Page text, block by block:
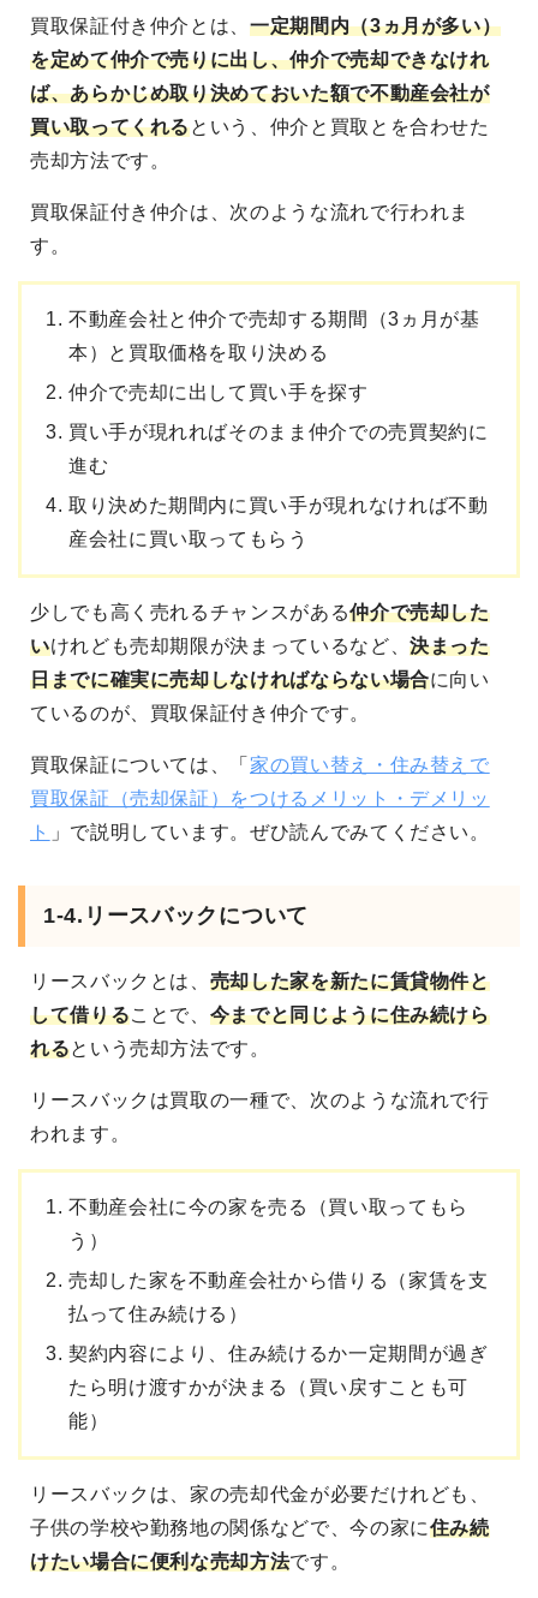
買取保証付き仲介 とは、一定期間内（3ヵ月が多い）
を定めて仲介で売りに出し、仲介で売却できなけれ
ば、あらかじめ取り決めておいた額で不動産会社が
買い取ってくれるという、仲介と買取とを合わせた
売却方法です。
買取保証付き仲介は、次のような流れで行われま
す。
不動産会社と仲介で売却する期間（3ヵ月が基
本）と買取価格を取り決める
仲介で売却に出して買い手を探す
買い手が現れればそのまま仲介での売買契約に
進む
取り決めた期間内に買い手が現れなければ不動
産会社に買い取ってもらう
少しでも高く売れるチャンスがある仲介で売却した
いけれども売却期限が決まっているなど、決まった
日までに確実に売却しなければならない場合に向い
ているのが、買取保証付き仲介です。
買取保証については、「 家の買い替え・住み替えで
買取保証（売却保証）をつけるメリット・デメリッ
ト 」で説明しています。ぜひ読んでみてください。
1-4.リースバックについて
リースバック とは、 売却した家を新たに賃貸物件と
して借りることで、 今までと同じように住み続けら
れるという売却方法です。
リースバックは買取の一種で、次のような流れで行
われます。
不動産会社に今の家を売る（買い取ってもら
う）
売却した家を不動産会社から借りる（家賃を支
払って住み続ける）
契約内容により、住み続けるか一定期間が過ぎ
たら明け渡すかが決まる（買い戻すことも可
能）
リースバックは、家の売却代金が必要だけれども、
子供の学校や勤務地の関係などで、今の家に住み続
けたい場合に便利な売却方法です。